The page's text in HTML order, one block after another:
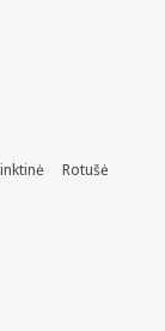
Rotušė